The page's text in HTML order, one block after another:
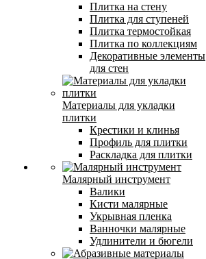
Плитка на стену
Плитка для ступеней
Плитка термостойкая
Плитка по коллекциям
Декоративные элементы
для стен
Материалы для укладки
плитки
Крестики и клинья
Профиль для плитки
Раскладка для плитки
Малярный инструмент
Валики
Кисти малярные
Укрывная пленка
Ванночки малярные
Удлинители и бюгели